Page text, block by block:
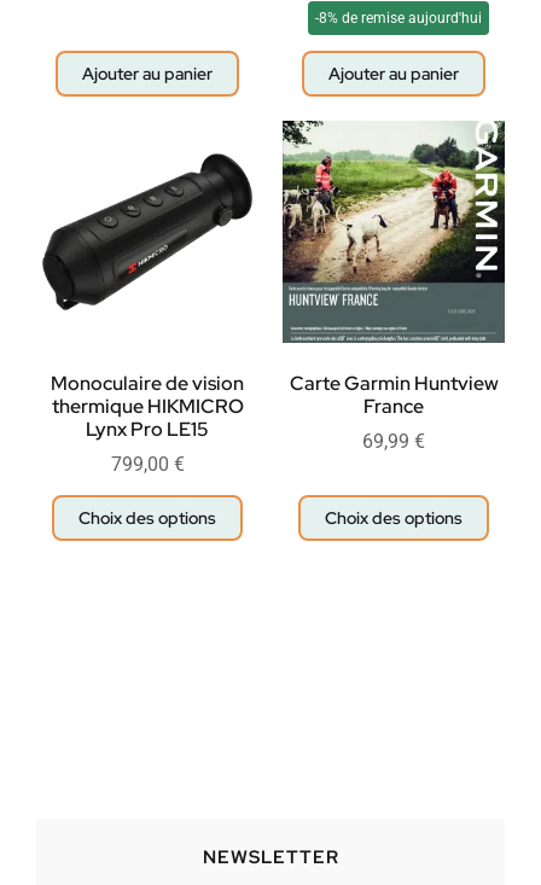
Ajouter au panier
-8% de remise aujourd'hui
Ajouter au panier
Monoculaire de vision
thermique HIKMICRO
Lynx Pro LE15
799,00 €
Choix des options
Carte Garmin Huntview
France
69,99 €
Choix des options
NEWSLETTER